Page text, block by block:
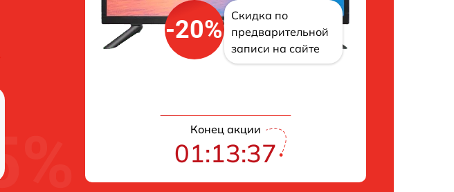
-20%
Скидка по
предварительной
записи на сайте
Конец акции
01:13:36